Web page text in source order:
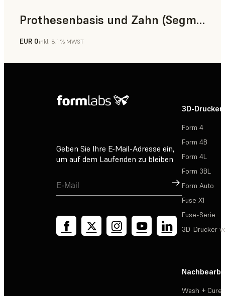
Prothesenbasis und Zahn (Segment)
Zahnmedizin
EUR 0inkl. 8.1 % MWST
Geben Sie Ihre E-Mail-Adresse ein,
um auf dem Laufenden zu bleiben
Registrieren
3D-Drucker
Form 4
Form 4B
Form 4L
Form 3BL
Form Auto
Fuse X1
Fuse-Serie
3D-Drucker
Wash + Cure